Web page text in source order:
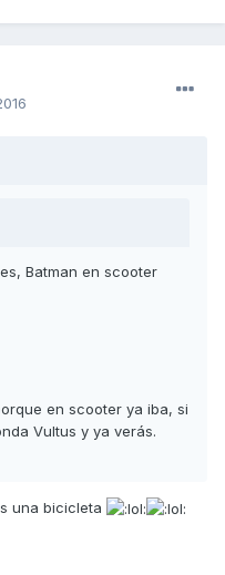
Batman en scooter
en scooter ya iba, si
Vultus y ya verás.
una bicicleta